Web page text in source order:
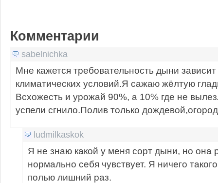
Комментарии
sabelnichka
Мне кажется требовательность дыни
климатических условий.Я сажаю жёлтую
Всхожесть и урожай 90%, а 10% где не
успели сгнило.Полив только
ludmilkaskok
Я не знаю какой у меня сорт дыни, но она
нормально себя чувствует. Я ничего
полью лишний раз.